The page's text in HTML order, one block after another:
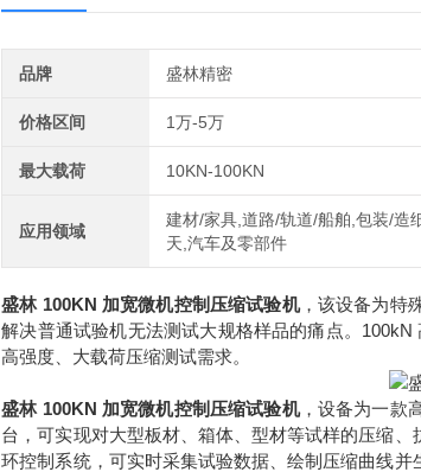
品牌 盛林精密
价格区间 1万-5万
最大载荷 10KN-100KN
应用领域
建材/家具,道路/轨道/船舶,包装/造
天,汽车及零部件
盛林 100KN 加宽微机控制压缩试验机，该设备为特
解决普通试验机无法测试大规格样品的痛点。
高强度、大载荷压缩测试需求。
盛林 100KN 加宽微机控制压缩试验机，设备为一款
台，可实现对大型板材、箱体、型材等试样的压缩
环控制系统，可实时采集试验数据、绘制压缩曲线